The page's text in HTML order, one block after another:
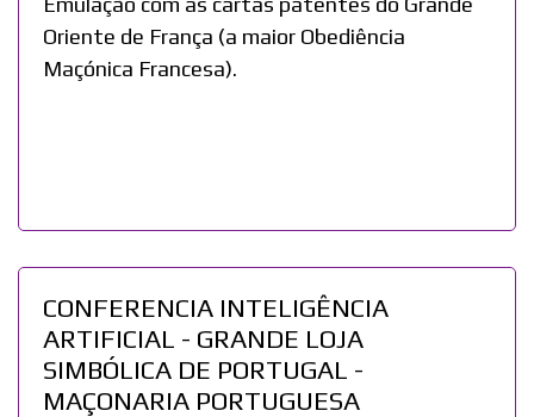
Oriente de França (a maior Obediência
Maçónica Francesa).
CONFERENCIA INTELIGÊNCIA
ARTIFICIAL - GRANDE LOJA
SIMBÓLICA DE PORTUGAL -
MAÇONARIA PORTUGUESA